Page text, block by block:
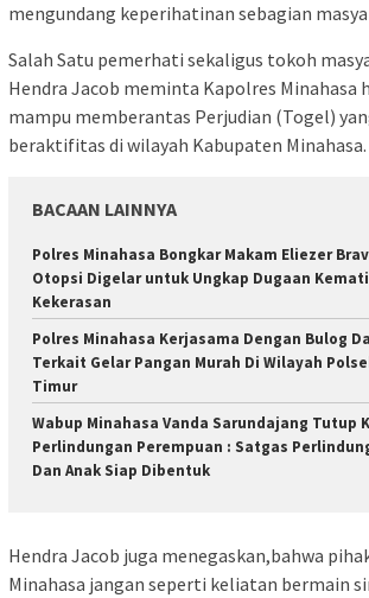
mengundang keperihatinan sebagian
Salah Satu pemerhati sekaligus tokoh
Hendra Jacob meminta Kapolres Minahasa
mampu memberantas Perjudian (Togel)
beraktifitas di wilayah Kabupaten Minahasa.
BACAAN LAINNYA
Polres Minahasa Bongkar Makam Eliezer
Otopsi Digelar untuk Ungkap Dugaan
Kekerasan
Polres Minahasa Kerjasama Dengan Bulog
Terkait Gelar Pangan Murah Di Wilayah
Timur
Wabup Minahasa Vanda Sarundajang Tutup
Perlindungan Perempuan : Satgas
Dan Anak Siap Dibentuk
Hendra Jacob juga menegaskan,bahwa
Minahasa jangan seperti keliatan bermain